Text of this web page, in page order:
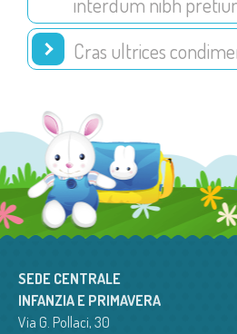
Cras ultrices
SEDE CENTRALE
INFANZIA E PRIMAVERA
Via G. Pollaci, 30